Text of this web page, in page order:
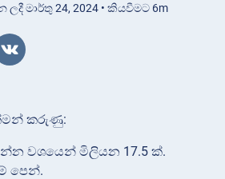
ලදී මාර්තු 24, 2024 • කියවීමට 6m
කරුණු:
වශයෙන් මිලියන 17.5 ක්.
පෙන්.